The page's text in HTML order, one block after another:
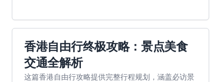
香港自由行终极攻略：景点美食
交通全解析
这篇香港自由行攻略提供完整行程规划，涵盖必访景